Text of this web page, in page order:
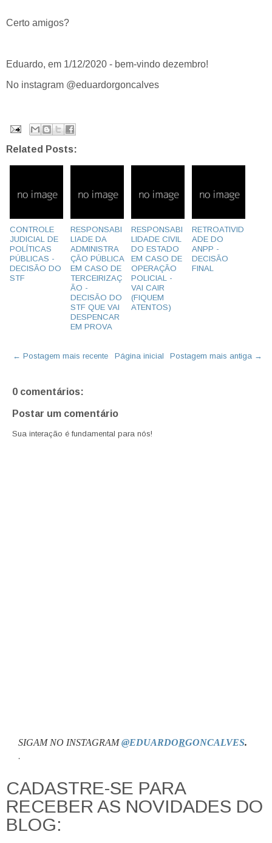
Certo amigos?
Eduardo, em 1/12/2020 - bem-vindo dezembro!
No instagram @eduardorgoncalves
Related Posts:
CONTROLE
JUDICIAL DE
POLÍTICAS
PÚBLICAS -
DECISÃO DO
STF
RESPONSABI
LIADE DA
ADMINISTRA
ÇÃO PÚBLICA
EM CASO DE
TERCEIRIZAÇ
ÃO -
DECISÃO DO
STF QUE VAI
DESPENCAR
EM PROVA
RESPONSABI
LIDADE CIVIL
DO ESTADO
EM CASO DE
OPERAÇÃO
POLICIAL -
VAI CAIR
(FIQUEM
ATENTOS)
RETROATIVID
ADE DO
ANPP -
DECISÃO
FINAL
← Postagem mais recente Postagem mais antiga →
Página inicial
0 comentários:
Postar um comentário
Sua interação é fundamental para nós!
SIGAM NO INSTAGRAM@EDUARDORGONCALVES.
.
CADASTRE-SE PARA
RECEBER AS NOVIDADES DO
BLOG: